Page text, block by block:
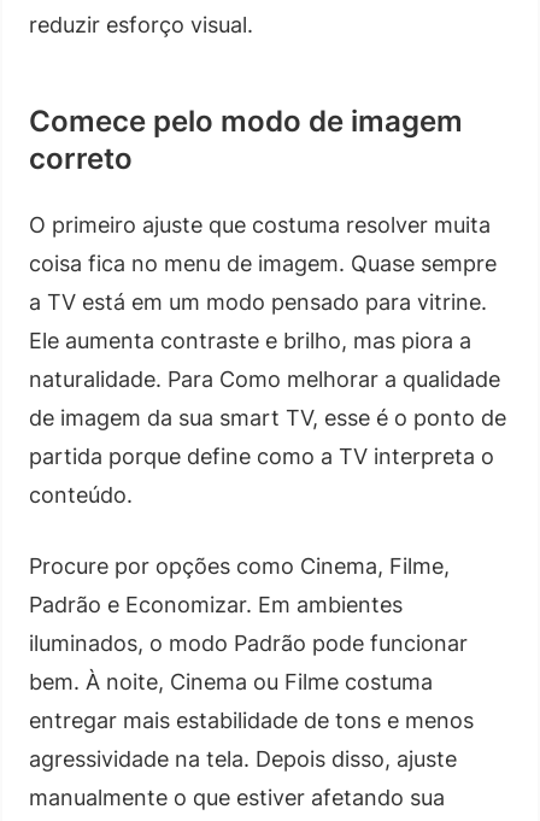
reduzir esforço visual.
Comece pelo modo de imagem
correto
O primeiro ajuste que costuma resolver muita
coisa fica no menu de imagem. Quase sempre
a TV está em um modo pensado para vitrine.
Ele aumenta contraste e brilho, mas piora a
naturalidade. Para Como melhorar a qualidade
de imagem da sua smart TV, esse é o ponto de
partida porque define como a TV interpreta o
conteúdo.
Procure por opções como Cinema, Filme,
Padrão e Economizar. Em ambientes
iluminados, o modo Padrão pode funcionar
bem. À noite, Cinema ou Filme costuma
entregar mais estabilidade de tons e menos
agressividade na tela. Depois disso, ajuste
manualmente o que estiver afetando sua